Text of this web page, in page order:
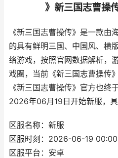
》新三国志曹操
《新三国志曹操传》是一款由
的具有鲜明三国、中国风、横
络游戏，按照官网数据解析，
戏圈，当前《新三国志曹操传
《新三国志曹操传》官方也终
2026年06月19日开始新服，具
区服名称：新服
区服时刻：2026-06-19 00:00
区服平台：安卓